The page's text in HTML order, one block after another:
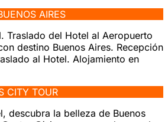
AIRES
Traslado del Hotel al Aeropuerto
destino Buenos Aires. Recepción
al Hotel. Alojamiento en
CITY TOUR
descubra la belleza de Buenos